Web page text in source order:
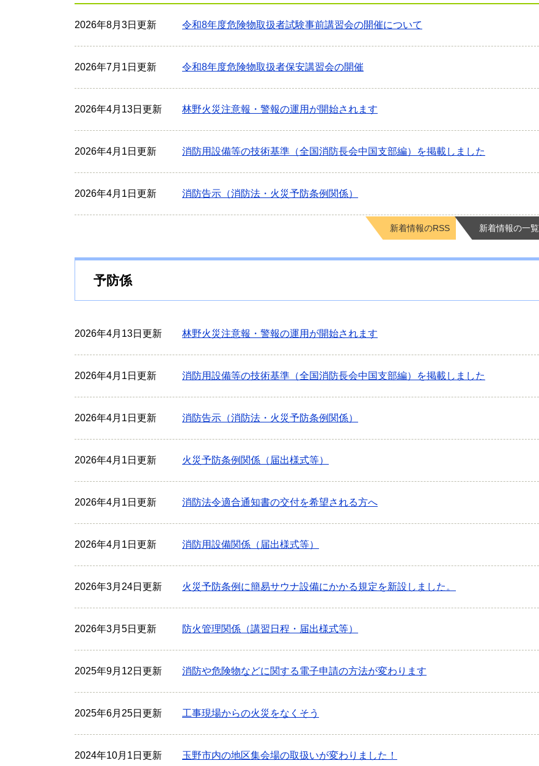
2026年8月3日更新 令和8年度危険物取扱者試験事前講習会の開催について
2026年7月1日更新 令和8年度危険物取扱者保安講習会の開催
2026年4月13日更新 林野火災注意報・警報の運用が開始されます
2026年4月1日更新 消防用設備等の技術基準（全国消防長会中国支部編）を掲載しました
2026年4月1日更新 消防告示（消防法・火災予防条例関係）
新着情報のRSS 新着情報の一覧
予防係
2026年4月13日更新 林野火災注意報・警報の運用が開始されます
2026年4月1日更新 消防用設備等の技術基準（全国消防長会中国支部編）を掲載しました
2026年4月1日更新 消防告示（消防法・火災予防条例関係）
2026年4月1日更新 火災予防条例関係（届出様式等）
2026年4月1日更新 消防法令適合通知書の交付を希望される方へ
2026年4月1日更新 消防用設備関係（届出様式等）
2026年3月24日更新 火災予防条例に簡易サウナ設備にかかる規定を新設しました。
2026年3月5日更新 防火管理関係（講習日程・届出様式等）
2025年9月12日更新 消防や危険物などに関する電子申請の方法が変わります
2025年6月25日更新 工事現場からの火災をなくそう
2024年10月1日更新 玉野市内の地区集会場の取扱いが変わりました！